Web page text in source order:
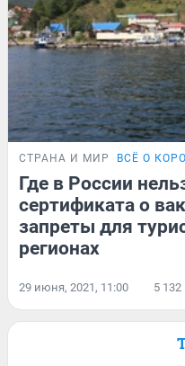
СТРАНА И МИР ВСЁ О
Где в России
сертификата о
запреты для
регионах
29 июня, 2021, 11:00 5 132